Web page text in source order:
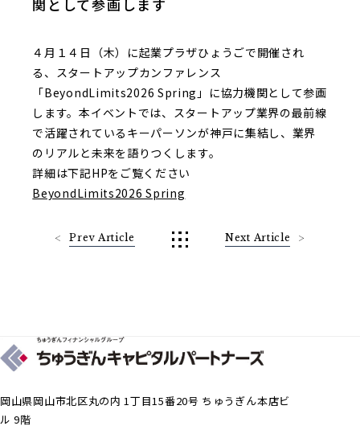
関として参画します
４月１４日（木）に起業プラザひょうごで開催され
る、スタートアップカンファレンス
「BeyondLimits2026 Spring」に協力機関として参画
します。本イベントでは、スタートアップ業界の最前線
で活躍されているキーパーソンが神戸に集結し、業界
のリアルと未来を語りつくします。
詳細は下記HPをご覧ください
BeyondLimits2026 Spring
Prev Article Next Article
岡山県岡山市北区丸の内 1丁目15番20号 ちゅうぎん本店ビ
ル 9階